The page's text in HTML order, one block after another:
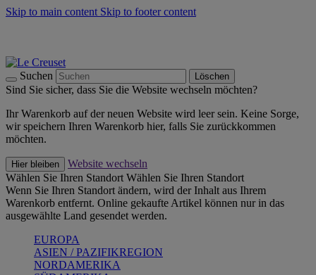
Skip to main content Skip to footer content
Suchen Löschen
Sind Sie sicher, dass Sie die Website wechseln möchten?
Ihr Warenkorb auf der neuen Website wird leer sein. Keine Sorge,
wir speichern Ihren Warenkorb hier, falls Sie zurückkommen
möchten.
Hier bleiben
Website wechseln
Wählen Sie Ihren Standort Wählen Sie Ihren Standort
Wenn Sie Ihren Standort ändern, wird der Inhalt aus Ihrem
Warenkorb entfernt. Online gekaufte Artikel können nur in das
ausgewählte Land gesendet werden.
EUROPA
ASIEN / PAZIFIKREGION
NORDAMERIKA